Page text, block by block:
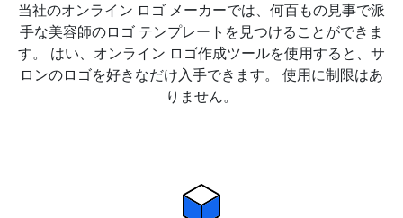
当社のオンライン ロゴ メーカーでは、何百もの見事で派
手な美容師のロゴ テンプレートを見つけることができま
す。 はい、オンライン ロゴ作成ツールを使用すると、サ
ロンのロゴを好きなだけ入手できます。 使用に制限はあ
りません。